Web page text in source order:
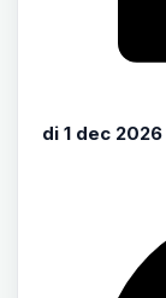
di 1 dec 2026